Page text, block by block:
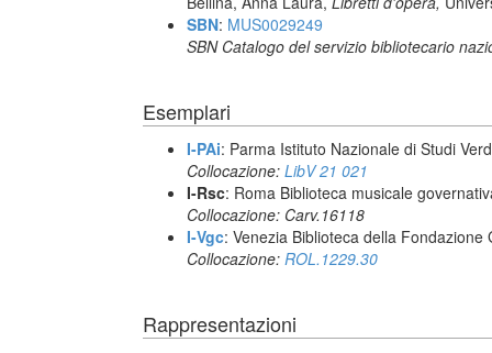
SBN: MUS0029249
SBN Catalogo del servizio bibliotecario
Esemplari
I-PAi: Parma Istituto Nazionale di Studi
Collocazione: LibV 21 021
I-Rsc: Roma Biblioteca musicale
Collocazione: Carv.16118
I-Vgc: Venezia Biblioteca della Fondazione
Collocazione: ROL.1229.30
Rappresentazioni